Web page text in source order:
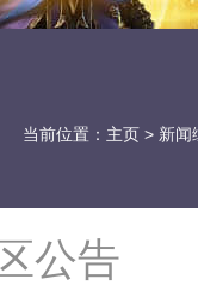
当前位置： 主页 > 新闻
公告